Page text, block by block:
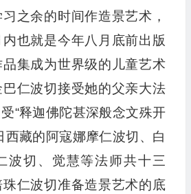
之余的时间作造景艺术，
也就是今年八月底前出版
集成为世界级的儿童艺术
仁波切接受她的父亲大法
“释迦佛陀甚深般念文殊开
西藏的阿寇娜摩仁波切、白
波切、觉慧等法师共十三
珠仁波切准备造景艺术的底